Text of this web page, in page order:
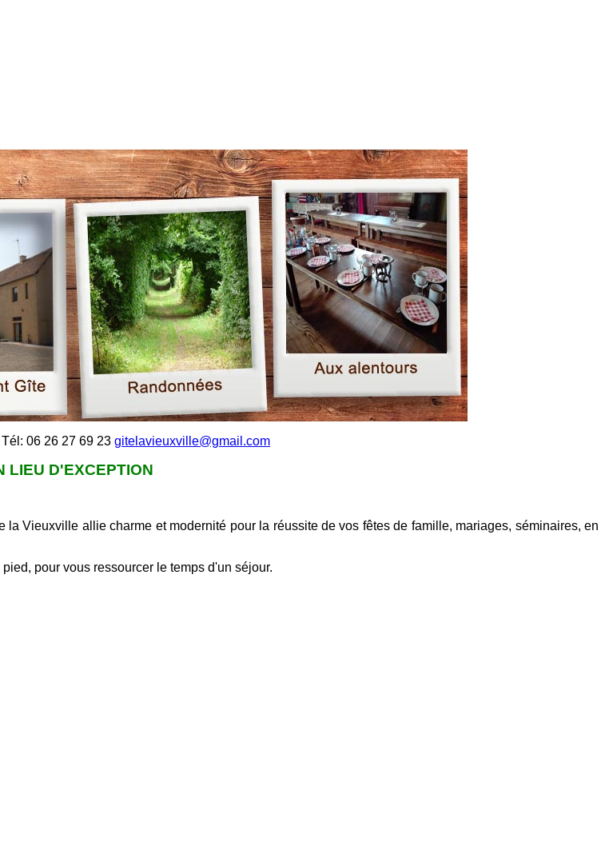
06 26 27 69 23 gitelavieuxville@gmail.com
LIEU D'EXCEPTION
Vieuxville allie charme et modernité pour la réussite de vos fêtes de famille, mariages, séminaires, en
pour vous ressourcer le temps d'un séjour.